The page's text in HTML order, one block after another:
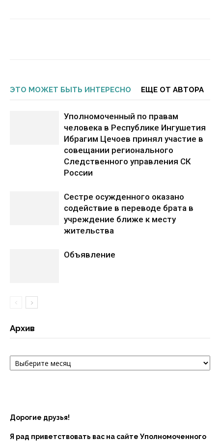
ЭТО МОЖЕТ БЫТЬ ИНТЕРЕСНО ЕЩЕ ОТ АВТОРА
Уполномоченный по правам
человека в Республике Ингушетия
Ибрагим Цечоев принял участие в
совещании регионального
Следственного управления СК
России
Сестре осужденного оказано
содействие в переводе брата в
учреждение ближе к месту
жительства
Объявление
Архив
Архив
Дорогие друзья!
Я рад приветствовать вас на сайте Уполномоченного